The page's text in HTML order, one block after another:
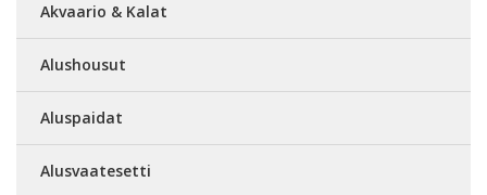
Akvaario & Kalat
Alushousut
Aluspaidat
Alusvaatesetti